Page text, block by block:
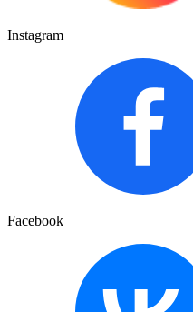
Instagram
Facebook